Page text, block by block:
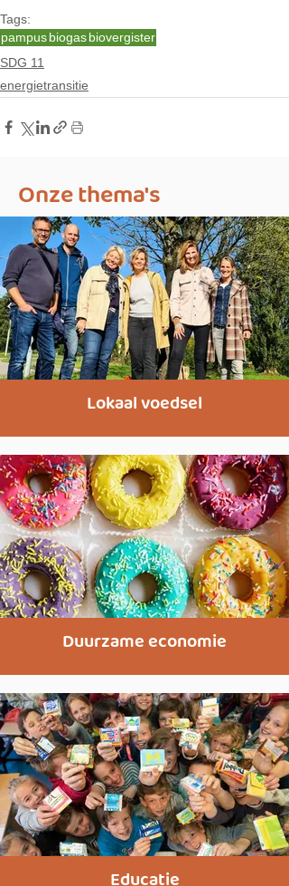
Tags:
pampusbiogasbiovergister
SDG 11
energietransitie
Onze thema's
Lokaal voedsel
Duurzame economie